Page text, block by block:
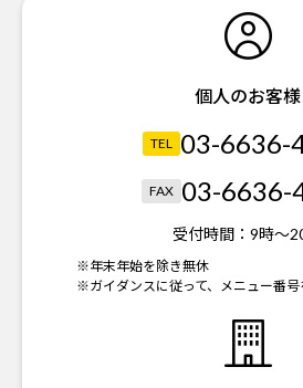
個人のお客様
TEL 03-6636-
FAX 03-6636-
受付時間： 9時～
※年末年始を除き無休
※ガイダンスに従って、メニュー番号